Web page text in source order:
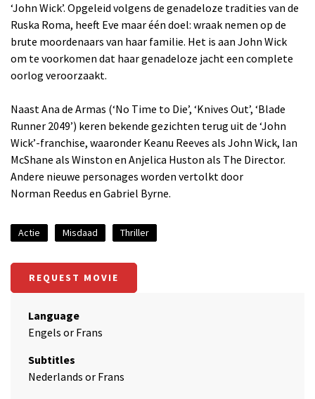
‘John Wick’. Opgeleid volgens de genadeloze tradities van de
Ruska Roma, heeft Eve maar één doel: wraak nemen op de
brute moordenaars van haar familie. Het is aan John Wick
om te voorkomen dat haar genadeloze jacht een complete
oorlog veroorzaakt.
Naast Ana de Armas (‘No Time to Die’, ‘Knives Out’, ‘Blade
Runner 2049’) keren bekende gezichten terug uit de ‘John
Wick’-franchise, waaronder Keanu Reeves als John Wick, Ian
McShane als Winston en Anjelica Huston als The Director.
Andere nieuwe personages worden vertolkt door
Norman Reedus en Gabriel Byrne.
Actie Misdaad Thriller
REQUEST MOVIE
Language
Engels or Frans
Subtitles
Nederlands or Frans